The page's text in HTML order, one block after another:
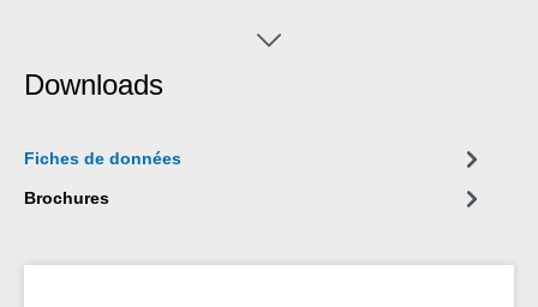
à main fréquemment utilisés, le nettoyage de la contamination
Downloads
Fiches de données
Brochures